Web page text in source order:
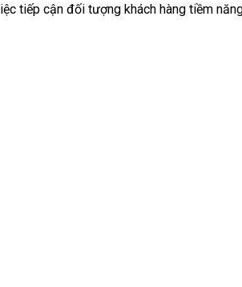
tiếp cận đối tượng khách hàng tiềm